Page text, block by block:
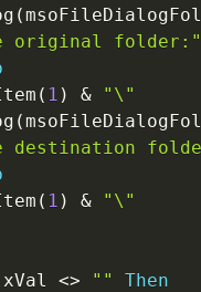
(
original folder:"
( 1 ) &
"\"
(
destination
( 1 ) &
"\"
xVal <> ""
Then